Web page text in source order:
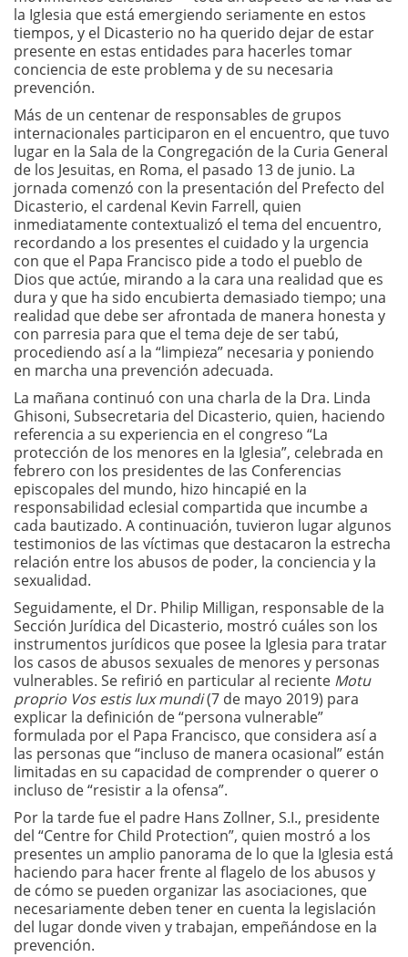
la Iglesia que está emergiendo seriamente en estos
tiempos, y el Dicasterio no ha querido dejar de estar
presente en estas entidades para hacerles tomar
conciencia de este problema y de su necesaria
prevención.
Más de un centenar de responsables de grupos
internacionales participaron en el encuentro, que tuvo
lugar en la Sala de la Congregación de la Curia General
de los Jesuitas, en Roma, el pasado 13 de junio. La
jornada comenzó con la presentación del Prefecto del
Dicasterio, el cardenal Kevin Farrell, quien
inmediatamente contextualizó el tema del encuentro,
recordando a los presentes el cuidado y la urgencia
con que el Papa Francisco pide a todo el pueblo de
Dios que actúe, mirando a la cara una realidad que es
dura y que ha sido encubierta demasiado tiempo; una
realidad que debe ser afrontada de manera honesta y
con parresia para que el tema deje de ser tabú,
procediendo así a la “limpieza” necesaria y poniendo
en marcha una prevención adecuada.
La mañana continuó con una charla de la Dra. Linda
Ghisoni, Subsecretaria del Dicasterio, quien, haciendo
referencia a su experiencia en el congreso “La
protección de los menores en la Iglesia”, celebrada en
febrero con los presidentes de las Conferencias
episcopales del mundo, hizo hincapié en la
responsabilidad eclesial compartida que incumbe a
cada bautizado. A continuación, tuvieron lugar algunos
testimonios de las víctimas que destacaron la estrecha
relación entre los abusos de poder, la conciencia y la
sexualidad.
Seguidamente, el Dr. Philip Milligan, responsable de la
Sección Jurídica del Dicasterio, mostró cuáles son los
instrumentos jurídicos que posee la Iglesia para tratar
los casos de abusos sexuales de menores y personas
vulnerables. Se refirió en particular al reciente Motu
proprio Vos estis lux mundi(7 de mayo 2019) para
explicar la definición de “persona vulnerable”
formulada por el Papa Francisco, que considera así a
las personas que “incluso de manera ocasional” están
limitadas en su capacidad de comprender o querer o
incluso de “resistir a la ofensa”.
Por la tarde fue el padre Hans Zollner, S.I., presidente
del “Centre for Child Protection”, quien mostró a los
presentes un amplio panorama de lo que la Iglesia está
haciendo para hacer frente al flagelo de los abusos y
de cómo se pueden organizar las asociaciones, que
necesariamente deben tener en cuenta la legislación
del lugar donde viven y trabajan, empeñándose en la
prevención.